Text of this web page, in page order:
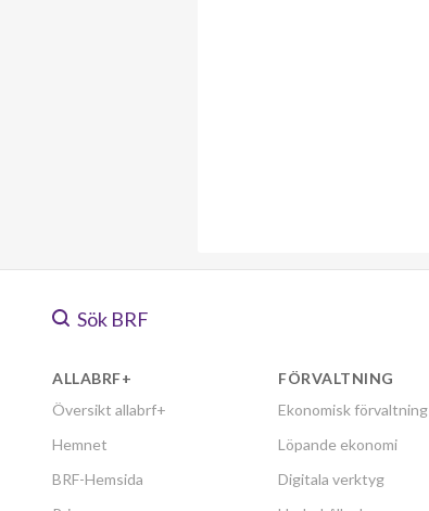
Sök BRF
ALLABRF+
Översikt allabrf+
Hemnet
BRF-Hemsida
FÖRVALTNING
Ekonomisk förvaltning
Löpande ekonomi
Digitala verktyg